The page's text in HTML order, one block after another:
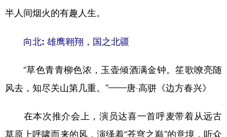
Русский язык 日本語 한국어
Deutsch Português
半人间烟火的有趣人生。
向北: 雄鹰翱翔，国之北疆
“草色青青柳色浓，玉壶倾酒满金钟。笙歌嘹亮随
风去，知尽关山第几重。”——唐·高骈《边方春兴》
在本次推介会上，演员达喜一首呼麦带着从远古
草原上呼啸而来的风，演绎着“苍穹之巅”的意境，听众